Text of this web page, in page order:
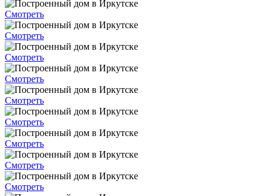
Смотреть
Смотреть
Смотреть
Смотреть
Смотреть
Смотреть
Смотреть
Смотреть
Смотреть